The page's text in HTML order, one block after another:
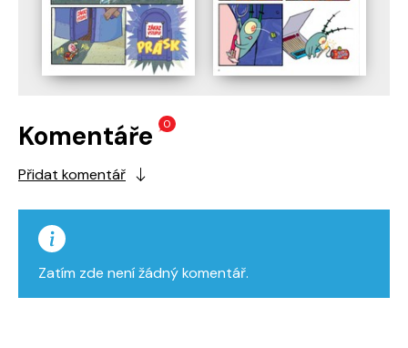
Komentáře 0
Přidat komentář
Zatím zde není žádný komentář.